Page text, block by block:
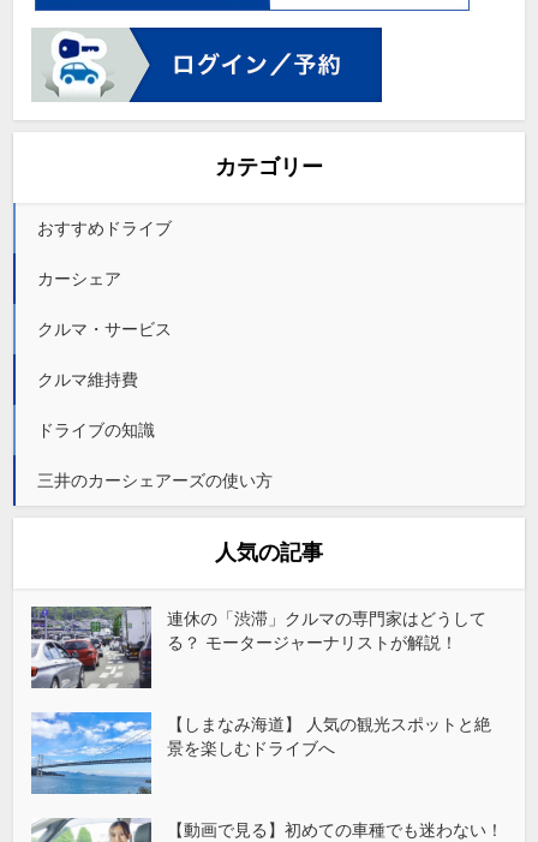
カテゴリー
おすすめドライブ
カーシェア
クルマ・サービス
クルマ維持費
ドライブの知識
三井のカーシェアーズの使い方
人気の記事
連休の「渋滞」クルマの専門家はどうして
る？ モータージャーナリストが解説！
【しまなみ海道】 人気の観光スポットと絶
景を楽しむドライブへ
【動画で見る】初めての車種でも迷わない！